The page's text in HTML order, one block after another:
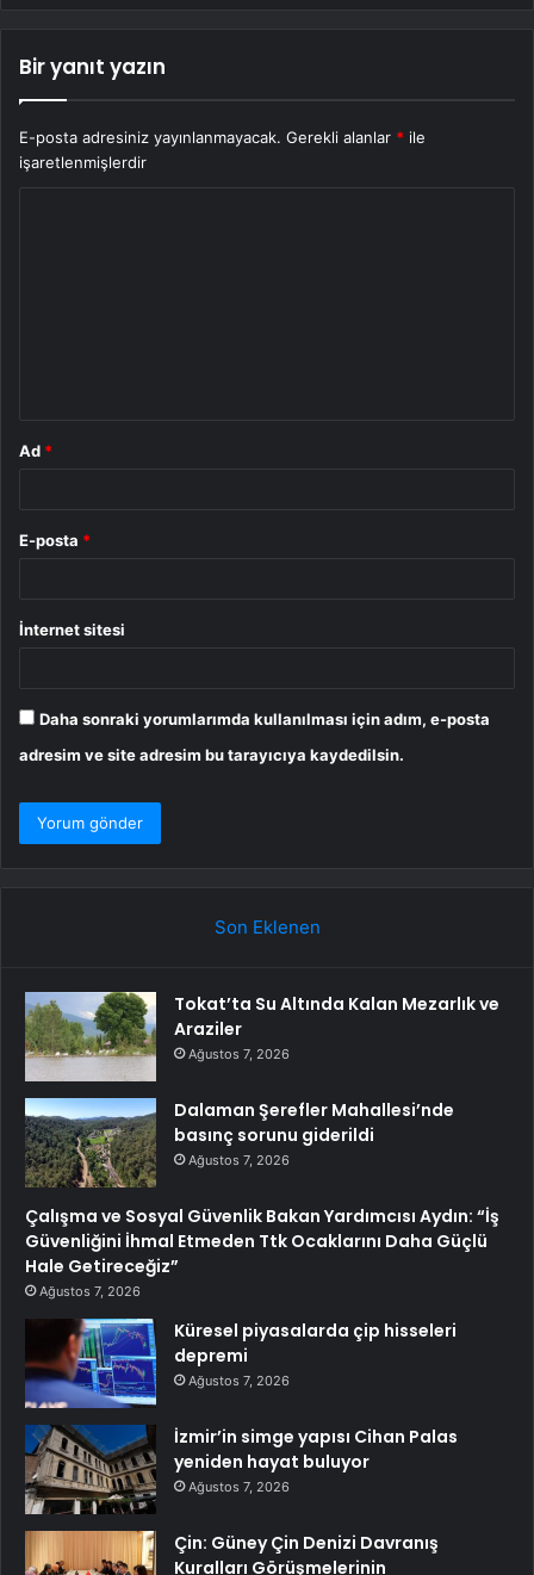
Bir yanıt yazın
E-posta adresiniz yayınlanmayacak. Gerekli alanlar * ile
işaretlenmişlerdir
Ad *
E-posta *
İnternet sitesi
Daha sonraki yorumlarımda kullanılması için adım, e-posta
adresim ve site adresim bu tarayıcıya kaydedilsin.
Son Eklenen
Tokat’ta Su Altında Kalan Mezarlık ve
Araziler
Ağustos 7, 2026
Dalaman Şerefler Mahallesi’nde
basınç sorunu giderildi
Ağustos 7, 2026
Çalışma ve Sosyal Güvenlik Bakan Yardımcısı Aydın: “İş
Güvenliğini İhmal Etmeden Ttk Ocaklarını Daha Güçlü
Hale Getireceğiz”
Ağustos 7, 2026
Küresel piyasalarda çip hisseleri
depremi
Ağustos 7, 2026
İzmir’in simge yapısı Cihan Palas
yeniden hayat buluyor
Ağustos 7, 2026
Çin: Güney Çin Denizi Davranış
Kuralları Görüşmelerinin